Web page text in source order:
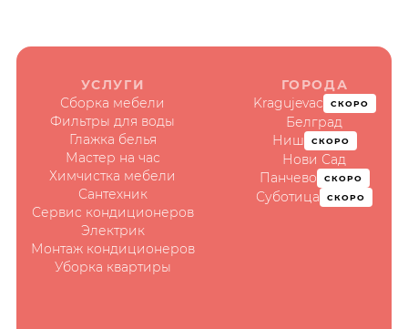
УСЛУГИ
Сборка мебели
Фильтры для воды
Глажка белья
Мастер на час
Химчистка мебели
Сантехник
Сервис кондиционеров
Электрик
Монтаж кондиционеров
Уборка квартиры
ГОРОДА
Kragujevac
СКОРО
Белград
Ниш
СКОРО
Нови Сад
Панчево
СКОРО
Суботица СКОРО